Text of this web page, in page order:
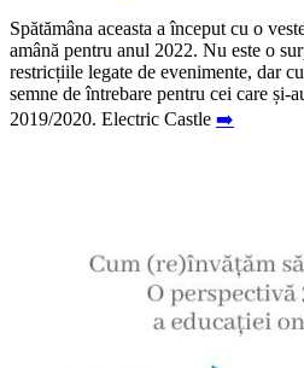
Spătămâna aceasta a început cu o
amână pentru anul 2022. Nu este o
restricțiile legate de evenimente, dar
semne de întrebare pentru cei care și-
2019/2020. Electric Castle ➡️